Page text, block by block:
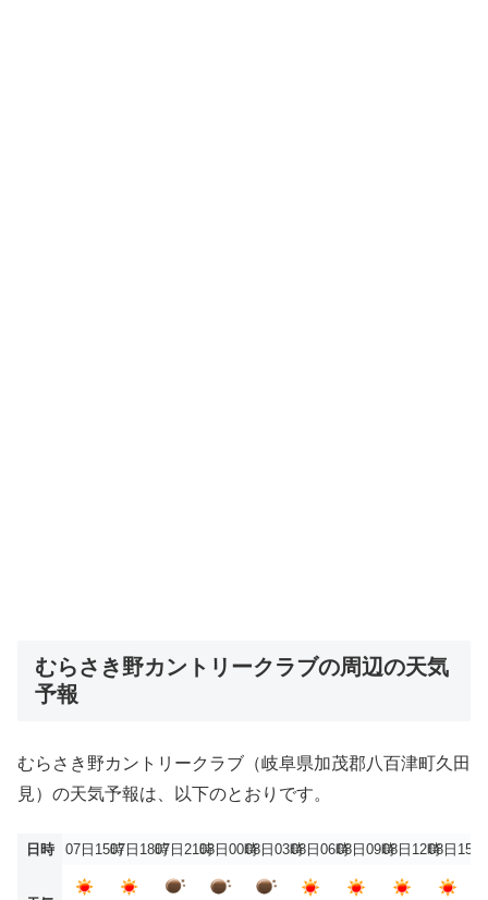
むらさき野カントリークラブの周辺の天気
予報
むらさき野カントリークラブ（岐阜県加茂郡八百津町久田
見）の天気予報は、以下のとおりです。
日時 07日15時07日18時07日21時08日00時08日03時08日06時08日09時08日12時08日15時